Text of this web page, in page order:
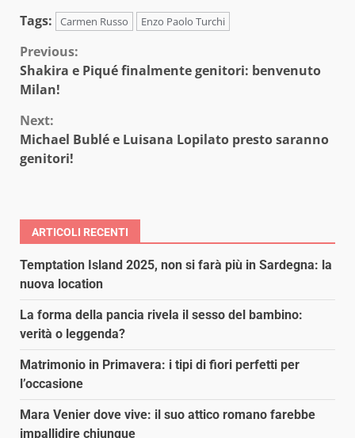
Tags:
Carmen Russo Enzo Paolo Turchi
Continue
Reading
Previous:
Shakira e Piqué finalmente genitori: benvenuto
Milan!
Next:
Michael Bublé e Luisana Lopilato presto saranno
genitori!
ARTICOLI RECENTI
Temptation Island 2025, non si farà più in Sardegna: la
nuova location
La forma della pancia rivela il sesso del bambino:
verità o leggenda?
Matrimonio in Primavera: i tipi di fiori perfetti per
l’occasione
Mara Venier dove vive: il suo attico romano farebbe
impallidire chiunque